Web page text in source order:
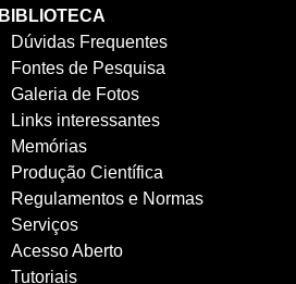
BIBLIOTECA
Dúvidas Frequentes
Fontes de Pesquisa
Galeria de Fotos
Links interessantes
Memórias
Produção Científica
Regulamentos e Normas
Serviços
Acesso Aberto
Tutoriais